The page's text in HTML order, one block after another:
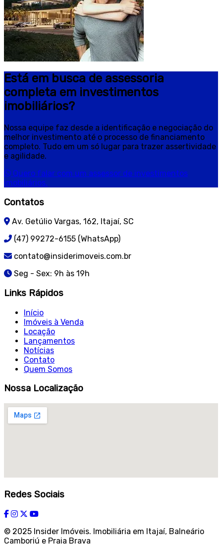
Está em busca de assessoria
completa em investimentos
imobiliários?
Nossa equipe faz desde a identificação e negociação do
melhor investimento até o processo de financiamento
completo. Tudo em um só lugar para trazer assertividade
e agilidade.
Quero falar com um assessor de investimentos
imobiliários.
Contatos
Av. Getúlio Vargas, 162, Itajaí, SC
(47) 99272-6155 (WhatsApp)
contato@insiderimoveis.com.br
Seg - Sex: 9h às 19h
Links Rápidos
Início
Imóveis à Venda
Locação
Lançamentos
Notícias
Contato
Quem Somos
Nossa Localização
Redes Sociais
© 2025 Insider Imóveis. Imobiliária em Itajaí, Balneário
Camboriú e Praia Brava